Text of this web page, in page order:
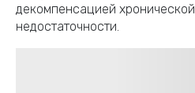
декомпенсацией
недостаточности.